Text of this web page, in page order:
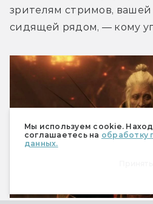
Мы используем cookie.
соглашаетесь на обработку
данных.
зрителям стримов,
сидящей рядом, — кому